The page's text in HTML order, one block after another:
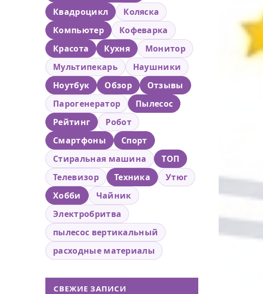
Квадроцикл
Коляска
Компьютер
Кофеварка
Красота
Кухня
Монитор
Мультипекарь
Наушники
Ноутбук
Обзор
Отзывы
Парогенератор
Пылесос
Рейтинг
Робот
Смартфоны
Спорт
Стиральная машина
ТОП
Телевизор
Техника
Утюг
Хобби
Чайник
Электробритва
пылесос вертикальный
расходные материалы
СВЕЖИЕ ЗАПИСИ